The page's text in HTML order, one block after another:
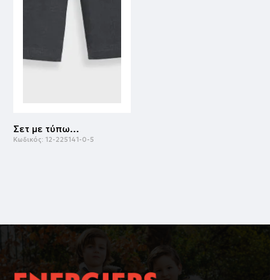
Σετ με τύπωμα για αγόρι | ΑΝΘΡΑΚΙ
Κωδικός: 12-225141-0-5